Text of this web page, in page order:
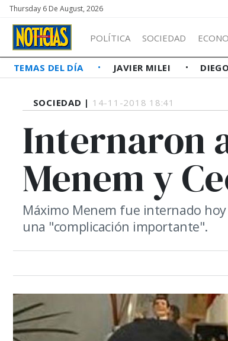
Thursday 6 De August, 2026
POLÍTICA SOCIEDAD
TEMAS DEL DÍA JAVIER MILEI
SOCIEDAD | 14-11-2018 18:41
Internaron
Menem y
Máximo Menem fue internado
una "complicación importante".